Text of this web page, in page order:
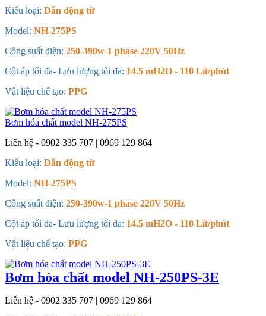
Kiểu loại: Dẫn động từ
Model: NH-275PS
Công suất điện: 250-390w-1 phase 220V 50Hz
Cột áp tối đa- Lưu lượng tối đa: 14.5 mH2O - 110 Lít/phút
Vật liệu chế tạo: PPG
Bơm hóa chất model NH-275PS
Liên hệ - 0902 335 707 | 0969 129 864
Kiểu loại: Dẫn động từ
Model: NH-275PS
Công suất điện: 250-390w-1 phase 220V 50Hz
Cột áp tối đa- Lưu lượng tối đa: 14.5 mH2O - 110 Lít/phút
Vật liệu chế tạo: PPG
Bơm hóa chất model NH-250PS-3E
Liên hệ - 0902 335 707 | 0969 129 864